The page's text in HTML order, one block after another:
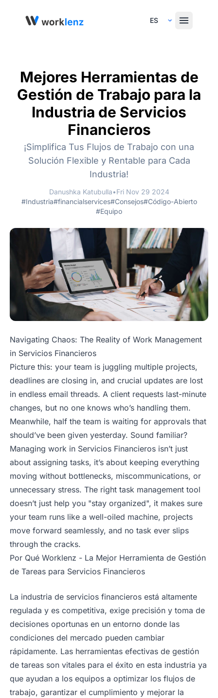
Select Language
Mejores Herramientas de
Gestión de Trabajo para la
Industria de Servicios
Financieros
¡Simplifica Tus Flujos de Trabajo con una
Solución Flexible y Rentable para Cada
Industria!
Danushka Katubulla•Fri Nov 29 2024
#Industria#financialservices#Consejos#Código-Abierto
#Equipo
Navigating Chaos: The Reality of Work Management
in Servicios Financieros
Picture this: your team is juggling multiple projects,
deadlines are closing in, and crucial updates are lost
in endless email threads. A client requests last-minute
changes, but no one knows who’s handling them.
Meanwhile, half the team is waiting for approvals that
should’ve been given yesterday. Sound familiar?
Managing work in Servicios Financieros isn’t just
about assigning tasks, it’s about keeping everything
moving without bottlenecks, miscommunications, or
unnecessary stress. The right task management tool
doesn’t just help you "stay organized", it makes sure
your team runs like a well-oiled machine, projects
move forward seamlessly, and no task ever slips
through the cracks.
Por Qué Worklenz - La Mejor Herramienta de Gestión
de Tareas para Servicios Financieros
La industria de servicios financieros está altamente
regulada y es competitiva, exige precisión y toma de
decisiones oportunas en un entorno donde las
condiciones del mercado pueden cambiar
rápidamente. Las herramientas efectivas de gestión
de tareas son vitales para el éxito en esta industria ya
que ayudan a los equipos a optimizar los flujos de
trabajo, garantizar el cumplimiento y mejorar la